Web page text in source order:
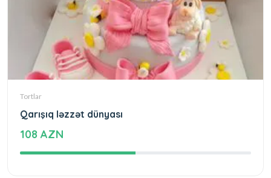
Tortlar
Qarışıq ləzzət dünyası
108 AZN